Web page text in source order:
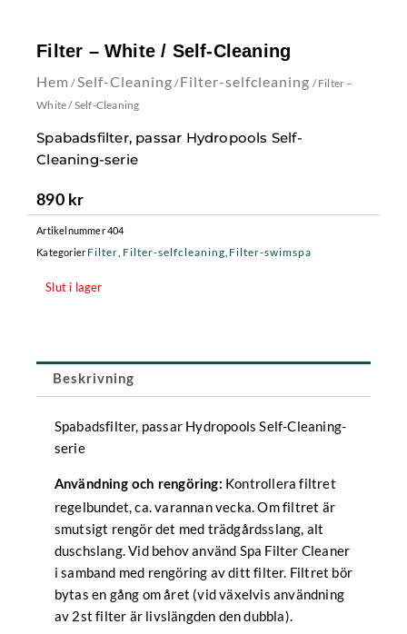
Filter – White / Self-Cleaning
Hem /Self-Cleaning /Filter-selfcleaning / Filter –
White / Self-Cleaning
Spabadsfilter, passar Hydropools Self-
Cleaning-serie
890 kr
Artikelnummer404
Kategorier Filter Filter-selfcleaning Filter-swimspa
Slut i lager
Beskrivning
Spabadsfilter, passar Hydropools Self-Cleaning-
serie
Användning och rengöring: Kontrollera filtret
regelbundet, ca. varannan vecka. Om filtret är
smutsigt rengör det med trädgårdsslang, alt
duschslang. Vid behov använd Spa Filter Cleaner
i samband med rengöring av ditt filter. Filtret bör
bytas en gång om året (vid växelvis användning
av 2st filter är livslängden den dubbla).